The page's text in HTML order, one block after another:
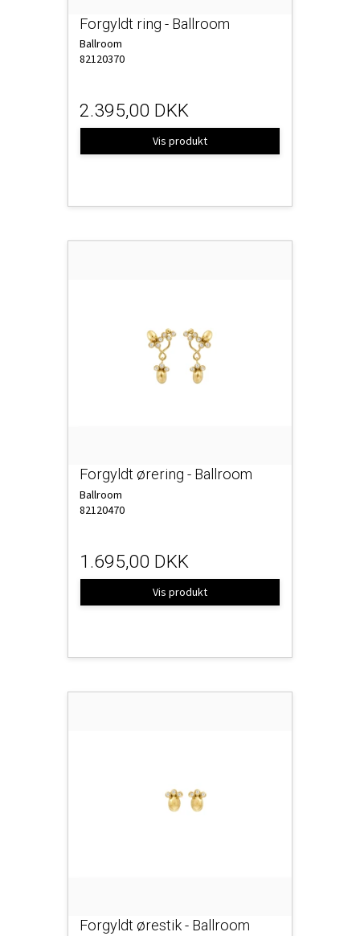
Forgyldt ring - Ballroom
Ballroom
82120370
2.395,00 DKK
Vis produkt
Forgyldt ørering - Ballroom
Ballroom
82120470
1.695,00 DKK
Vis produkt
Forgyldt ørestik - Ballroom